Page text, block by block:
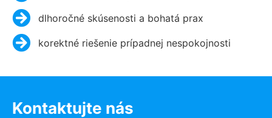
dlhoročné skúsenosti a bohatá prax
korektné riešenie prípadnej nespokojnosti
Kontaktujte nás